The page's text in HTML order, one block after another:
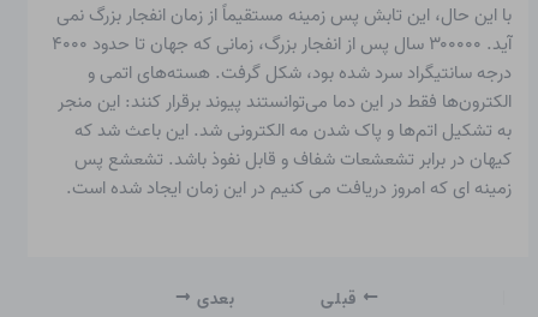
با این حال، این تابش پس زمینه مستقیماً از زمان انفجار بزرگ نمی
آید. ۳۰۰۰۰۰ سال پس از انفجار بزرگ، زمانی که جهان تا حدود ۴۰۰۰
درجه سانتیگراد سرد شده بود، شکل گرفت. هسته‌های اتمی و
الکترون‌ها فقط در این دما می‌توانستند پیوند برقرار کنند: این منجر
به تشکیل اتم‌ها و پاک شدن مه الکترونی شد. این باعث شد که
کیهان در برابر تشعشعات شفاف و قابل نفوذ باشد. تشعشع پس
زمینه ای که امروز دریافت می کنیم در این زمان ایجاد شده است.
قبلی بعدی